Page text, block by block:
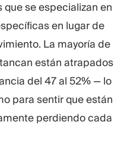
se especializan en
en lugar de
La mayoría de
están atrapados
del 47 al 52% — lo
para sentir que están
perdiendo cada